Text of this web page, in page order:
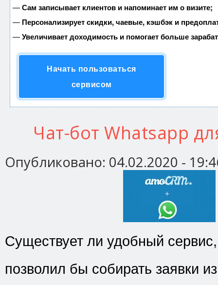
—Сам записывает клиентов и напоминает им о визите;
— Персонализирует скидки, чаевые, кэшбэк и
—Увеличивает доходимость и помогает больше
Начать пользоваться
сервисом
Чат-бот Whatsapp
Опубликовано: 04.02.2020 -
Существует ли удобный
позволил бы собирать заявки